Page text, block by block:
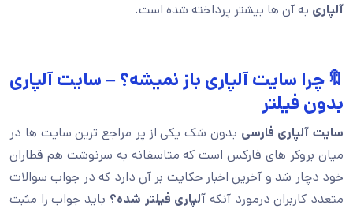
آلپاری به آن ها بیشتر پرداخته شده است.
🔖چرا سایت آلپاری باز نمیشه؟ – سایت آلپاری
بدون فیلتر
سایت آلپاری فارسی بدون شک یکی از پر مراجع ترین سایت ها در
میان بروکر های فارکس است که متاسفانه به سرنوشت هم قطاران
خود دچار شد و آخرین اخبار حکایت بر آن دارد که در جواب سوالات
متعدد کاربران درمورد آنکه آلپاری فیلتر شده؟ باید جواب را مثبت